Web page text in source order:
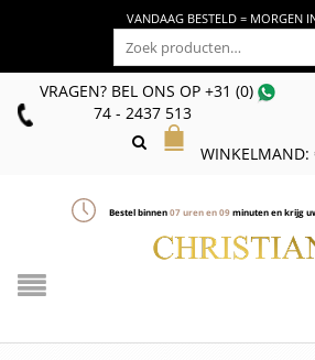
VANDAAG BESTELD = MORGEN
VRAGEN? BEL ONS OP+31 (0)
74 - 2437 513
WINKELMAND:
Bestel binnen07uren en09minuten en krijg